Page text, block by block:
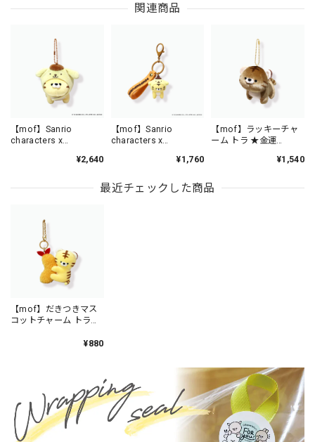
関連商品
【mof】Sanrio
characters x
しマスコットチャーム
/ MFS901-5
¥2,640
【mof】Sanrio
characters x
しPVCキーホルダー
/ MFS006-5
¥1,760
【mof】ラッキーチャ
ーム トラ ★金運
¥1,540
最近チェックした商品
【mof】だきつきマス
コットチャーム トラ
¥880